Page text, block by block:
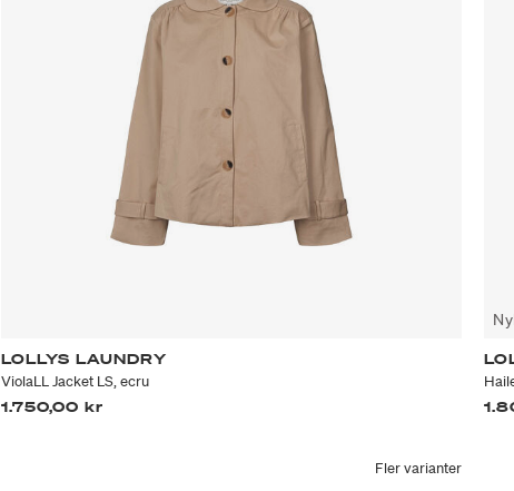
LOLLYS LAUNDRY
ViolaLL Jacket LS, ecru
1.750,00 kr
Fler varianter